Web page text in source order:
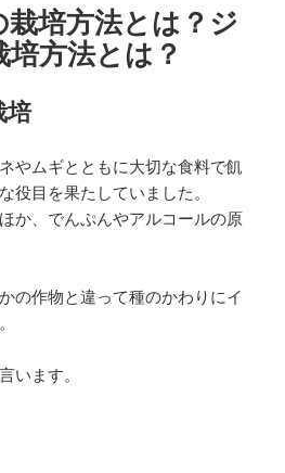
培方法とは？ジ
方法とは？
培
やムギとともに大切な食料で飢
役目を果たしていました。
か、でんぷんやアルコールの原
の作物と違って種のかわりにイ
います。